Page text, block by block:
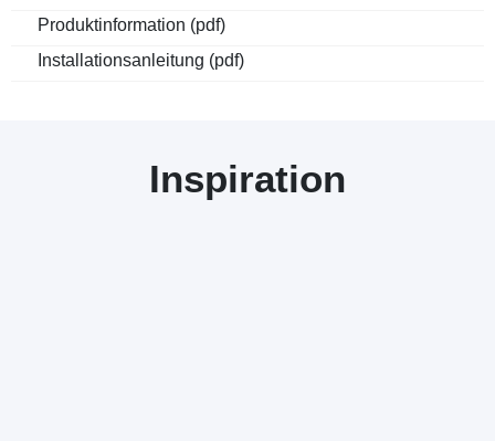
Produktinformation (pdf)
Installationsanleitung (pdf)
Inspiration